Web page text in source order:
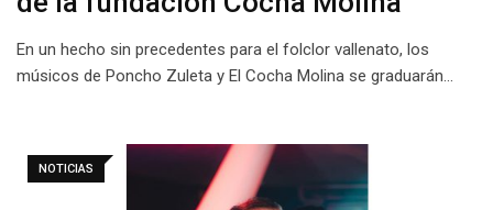
En un hecho sin precedentes para el folclor vallenato, los
músicos de Poncho Zuleta y El Cocha Molina se graduarán…
NOTICIAS